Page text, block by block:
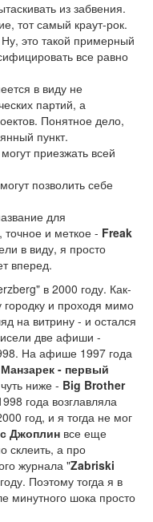
из забвения.
тот самый краут-рок.
это такой примерный
все равно
в виду не
партий, а
Понятное дело,
пункт.
приезжать всей
позволить себе
для
точное и меткое - Freak
в виду, я просто
вперед.
в 2000 году. Как-
и проходя мимо
на витрину - и остался
две афиши -
На афише 1997 года
- первый
ниже - Big Brother
года возглавляла
год, и я тогда не мог
Джоплин все еще
склеить, а про
журнала "Zabriski
Поэтому тогда я в
минутного шока просто